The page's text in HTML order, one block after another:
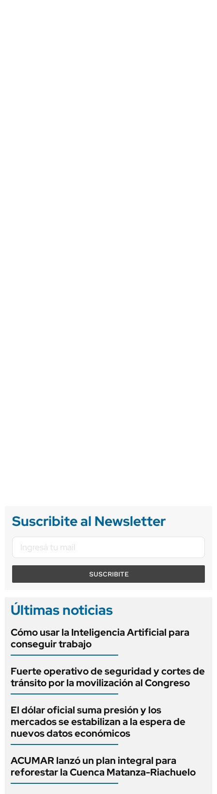
Suscribite al Newsletter
SUSCRIBITE
Últimas noticias
Cómo usar la Inteligencia Artificial para
conseguir trabajo
Fuerte operativo de seguridad y cortes de
tránsito por la movilización al Congreso
El dólar oficial suma presión y los
mercados se estabilizan a la espera de
nuevos datos económicos
ACUMAR lanzó un plan integral para
reforestar la Cuenca Matanza-Riachuelo